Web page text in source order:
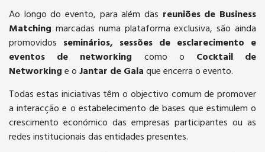
Ao longo do evento, para além das reuniões de Business
Matching marcadas numa plataforma exclusiva, são ainda
promovidos seminários, sessões de esclarecimento e
eventos de networking como o Cocktail de
Networkinge oJantar de Galaque encerra o evento.
Todas estas iniciativas têm o objectivo comum de promover
a interacção e o estabelecimento de bases que estimulem o
crescimento económico das empresas participantes ou as
redes institucionais das entidades presentes.